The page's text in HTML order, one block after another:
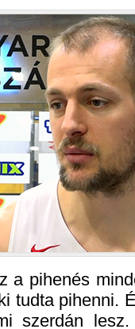
a pihenés
tudta pihenni.
szerdán